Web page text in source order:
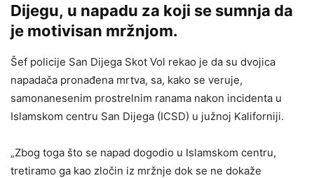
Dijegu, u napadu za koji se sumnja da
je motivisan mržnjom.
Šef policije San Dijega Skot Vol rekao je da su dvojica
napadača pronađena mrtva, sa, kako se veruje,
samonanesenim prostrelnim ranama nakon incidenta u
Islamskom centru San Dijega (ICSD) u južnoj Kaliforniji.
„Zbog toga što se napad dogodio u Islamskom centru,
tretiramo ga kao zločin iz mržnje dok se ne dokaže